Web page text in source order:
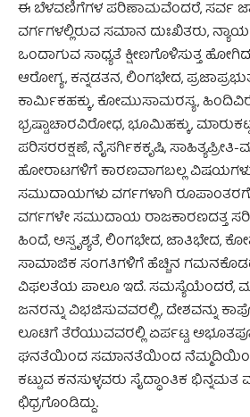
ಈ ಬೆಳವಣಿಗೆಗಳ ಪರಿಣಾಮವೆಂದರೆ, ಸರ್ವ
ವರ್ಗಗಳಲ್ಲಿರುವ ಸಮಾನ ದುಃಖಿತರು,
ಒಂದಾಗುವ ಸಾಧ್ಯತೆ ಕ್ಷೀಣಗೊಳಿಸುತ್ತ
ಆರೋಗ್ಯ, ಕನ್ನಡತನ, ಲಿಂಗಭೇದ,
ಕಾರ್ಮಿಕಹಕ್ಕು, ಕೋಮುಸಾಮರಸ್ಯ,
ಭ್ರಷ್ಟಾಚಾರವಿರೋಧ, ಭೂಮಿಹಕ್ಕು,
ಪರಿಸರರಕ್ಷಣೆ, ನೈಸರ್ಗಿಕಕೃಷಿ,
ಹೋರಾಟಗಳಿಗೆ ಕಾರಣವಾಗಬಲ್ಲ ವಿಷಯಗಳು
ಸಮುದಾಯಗಳು ವರ್ಗಗಳಾಗಿ
ವರ್ಗಗಳೇ ಸಮುದಾಯ ರಾಜಕಾರಣದತ್ತ
ಹಿಂದೆ, ಅಸ್ಪೃಶ್ಯತೆ, ಲಿಂಗಭೇದ, ಜಾತಿಭೇದ,
ಸಾಮಾಜಿಕ ಸಂಗತಿಗಳಿಗೆ ಹೆಚ್ಚಿನ
ವಿಫಲತೆಯ ಪಾಲೂ ಇದೆ. ಸಮಸ್ಯೆಯೆಂದರೆ,
ಜನರನ್ನು ವಿಭಜಿಸುವವರಲ್ಲಿ, ದೇಶವನ್ನು
ಲೂಟಿಗೆ ತೆರೆಯುವವರಲ್ಲಿ ಏರ್ಪಟ್ಟ
ಘನತೆಯಿಂದ ಸಮಾನತೆಯಿಂದ
ಕಟ್ಟುವ ಕನಸುಳ್ಳವರು ಸೈದ್ಧಾಂತಿಕ
ಛಿಧ್ರಗೊಂಡಿದ್ದು.